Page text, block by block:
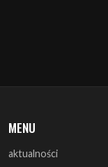
MENU
aktualności